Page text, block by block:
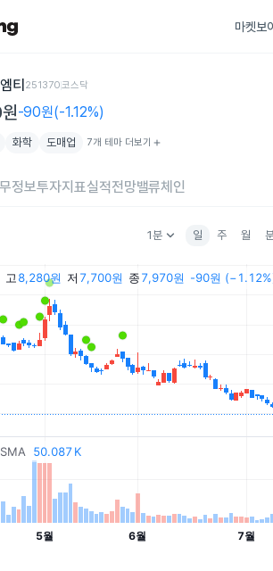
마켓보
티 251370코스닥
-90원(-1.12%)
화학 도매업 7개 테마 더보기 add
정보투자지표실적전망밸류체인
1분keyboard_arrow_down 일 주 월